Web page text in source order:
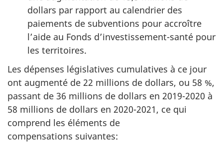
dollars par rapport au calendrier des
paiements de subventions pour accroître
l’aide au Fonds d’investissement-santé pour
les territoires.
Les dépenses législatives cumulatives à ce jour
ont augmenté de 22 millions de dollars, ou 58 %,
passant de 36 millions de dollars en 2019-2020 à
58 millions de dollars en 2020-2021, ce qui
comprend les éléments de
compensations suivantes: